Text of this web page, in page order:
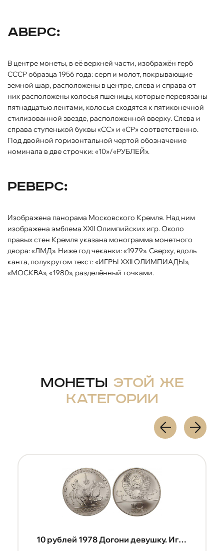
Аверс:
В центре монеты, в её верхней части, изображён герб
СССР образца 1956 года: серп и молот, покрывающие
земной шар, расположены в центре, слева и справа от
них расположены колосья пшеницы, которые перевязаны
пятнадцатью лентами, колосья сходятся к пятиконечной
стилизованной звезде, расположенной вверху. Слева и
справа ступенькой буквы «СС» и «СР» соответственно.
Под двойной горизонтальной чертой обозначение
номинала в две строчки: «10»/«РУБЛЕЙ».
Реверс:
Изображена панорама Московского Кремля. Над ним
изображена эмблема XXII Олимпийских игр. Около
правых стен Кремля указана монограмма монетного
двора: «ЛМД». Ниже год чеканки: «1979». Сверху, вдоль
канта, полукругом текст: «ИГРЫ XXII ОЛИМПИАДЫ»,
«МОСКВА», «1980», разделённый точками.
Монеты этой же
категории
10 рублей 1978 Догони девушку. Игры XXII Олимпиады